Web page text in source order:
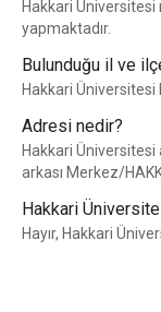
Hakkari
yapmaktadır.
Bulunduğu il ve
Hakkari Üniversitesi
Adresi nedir?
Hakkari
arkası Merkez/
Hakkari
Hayır, Hakkari